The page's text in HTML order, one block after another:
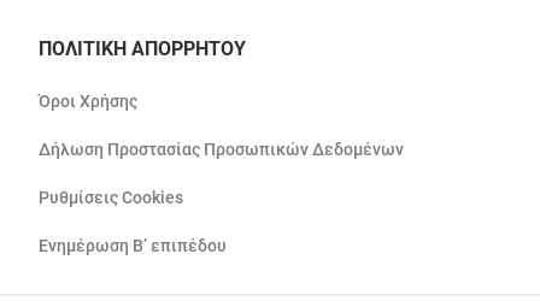
ΠΟΛΙΤΙΚΗ ΑΠΟΡΡΗΤΟΥ
Όροι Χρήσης
Δήλωση Προστασίας Προσωπικών Δεδομένων
Ρυθμίσεις Cookies
Ενημέρωση Β’ επιπέδου